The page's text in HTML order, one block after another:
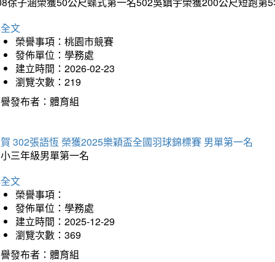
文
榮譽事項：桃園市競賽
發佈單位：學務處
建立時間：2026-02-23
瀏覽次數：219
發布者：體育組
302張語恆 榮獲2025樂穎盃全國羽球錦標賽 男單第一名
三年級男單第一名
文
榮譽事項：
發佈單位：學務處
建立時間：2025-12-29
瀏覽次數：369
發布者：體育組